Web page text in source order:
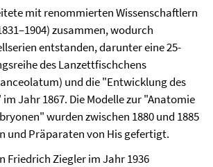
mit renommierten Wissenschaftlern
zusammen, wodurch
entstanden, darunter eine 25-
des Lanzettfischchens
und die "Entwicklung des
Jahr 1867. Die Modelle zur "Anatomie
wurden zwischen 1880 und 1885
und Präparaten von His gefertigt.
Friedrich Ziegler im Jahr 1936